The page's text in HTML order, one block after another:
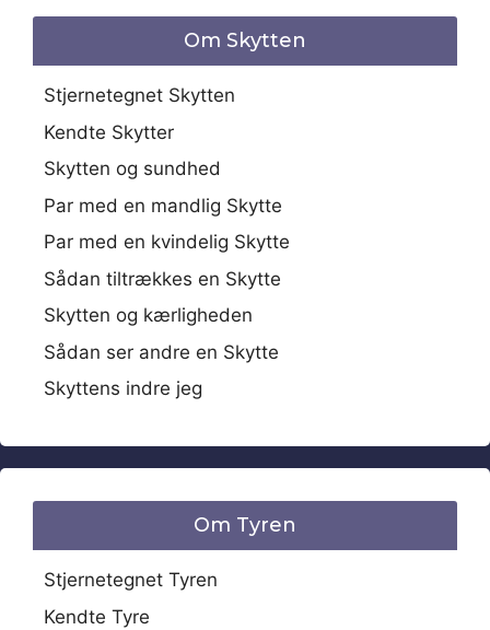
Om Skytten
Stjernetegnet Skytten
Kendte Skytter
Skytten og sundhed
Par med en mandlig Skytte
Par med en kvindelig Skytte
Sådan tiltrækkes en Skytte
Skytten og kærligheden
Sådan ser andre en Skytte
Skyttens indre jeg
Om Tyren
Stjernetegnet Tyren
Kendte Tyre